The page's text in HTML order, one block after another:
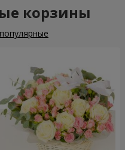
корзины
популярные